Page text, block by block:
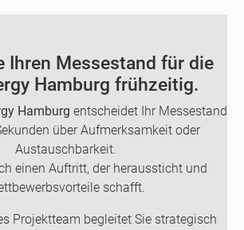
Ihren Messestand für die
Hamburg frühzeitig.
Hamburg entscheidet Ihr Messestand
über Aufmerksamkeit oder
Austauschbarkeit.
einen Auftritt, der heraussticht und
schafft.
Projektteam begleitet Sie strategisch